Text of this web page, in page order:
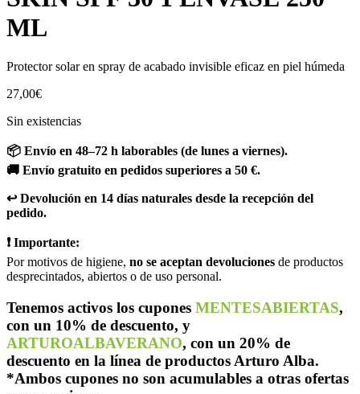
ML
Protector solar en spray de acabado invisible eficaz en piel húmeda
27,00€
Sin existencias
📦 Envío en 48–72 h laborables (de lunes a viernes).
🚚 Envío gratuito en pedidos superiores a 50 €.
↩️ Devolución en 14 días naturales desde la recepción del
pedido.
❗ Importante:
Por motivos de higiene, no se aceptan devoluciones de productos
desprecintados, abiertos o de uso personal.
Tenemos activos los cupones MENTESABIERTAS,
con un 10% de descuento, y
ARTUROALBAVERANO, con un 20% de
descuento en la línea de productos Arturo Alba.
*Ambos cupones no son acumulables a otras ofertas